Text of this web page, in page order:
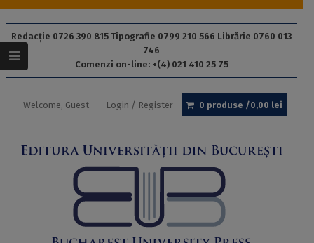
Redacție 0726 390 815 Tipografie 0799 210 566 Librărie 0760 013
746
Comenzi on-line: +(4) 021 410 25 75
Welcome, Guest Login / Register 0 produse /0,00 lei